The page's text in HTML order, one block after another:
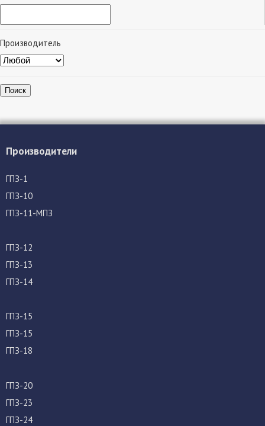
Производитель
Поиск
Производители
ГПЗ-1
ГПЗ-10
ГПЗ-11-МПЗ
ГПЗ-12
ГПЗ-13
ГПЗ-14
ГПЗ-15
ГПЗ-15
ГПЗ-18
ГПЗ-20
ГПЗ-23
ГПЗ-24